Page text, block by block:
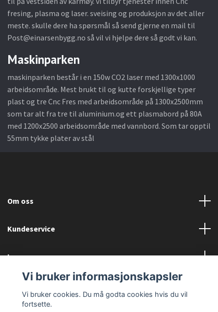
fresing, plasma og laser. sveising og produksjon av det aller
meste. skulle dere ha spørsmål så send gjerne en mail til
Post@einarsenbygg.no så vil vi hjelpe dere så godt vi kan.
Maskinparken
maskinparken består i en 150w CO2 laser med 1300x1000
arbeidsområde. Mest brukt til og kutte forskjellige typer
plast og tre Cnc Fres med arbeidsområde på 1300x2500mm
som tar alt fra tre til aluminium.og ett plasmabord på 80A
med 1200x2500 arbeidsområde med vannbord. Som tar opptil
55mm tykke plater av stål
Om oss
Kundeservice
Les mer
Sociale medier
Vi bruker informasjonskapsler
Vi bruker cookies. Du må godta cookies hvis du vil
fortsette.